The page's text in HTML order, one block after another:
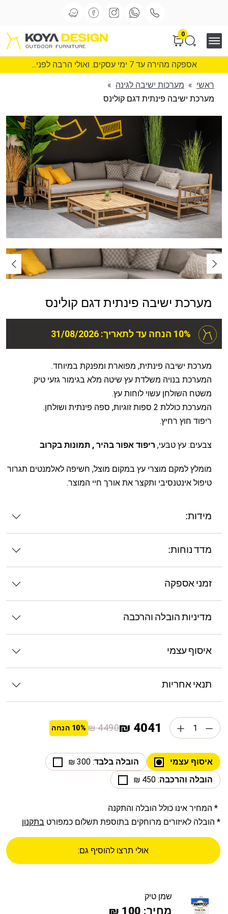
0
אספקה מהירה עד 7 ימי עסקים. ואולי הרבה לפני...
ראשי » מערכות ישיבה לגינה »
מערכת ישיבה פינתית דגם קולינס
מערכת ישיבה פינתית דגם קולינס
10% הנחה עד לתאריך: 31/08/2026
מערכת ישיבה פינתית, מפוארת ומפנקת במיוחד.
המערכת בנויה משלדת עץ שיטה מלא בגימור גזעי טיק.
משטח השולחן עשוי לוחות עץ.
המערכת כוללת 2 ספות זוגיות, ספה פינתית ושולחן.
ריפוד חוץ רחיץ.
צבעים: עץ טבעי, ריפוד אפור בהיר , תמונות בקרוב
מומלץ למקם מוצרי עץ במקום מוצל, חשיפה לאלמנטים תגרור
טיפול אינטנסיבי ותקצר את אורך חיי המוצר.
מידות:
מדד נוחות:
זמני אספקה
מדיניות הובלה והרכבה
איסוף עצמי
תנאי אחריות
4041 ₪
4490 ₪
10% הנחה
איסוף עצמי הובלה בלבד: 300 ₪
הובלה והרכבה: 450 ₪
* המחיר אינו כולל הובלה והתקנה
* הובלה לאיזורים מרוחקים בתוספת תשלום כמפורט בתקנון
אולי תרצו להוסיף גם:
שמן טיק
מחיר: 100 ₪